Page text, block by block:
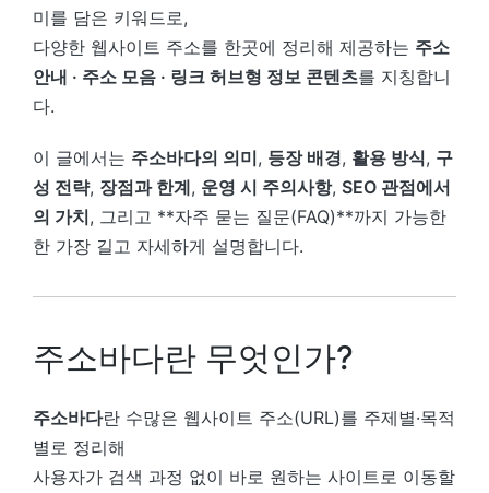
미를 담은 키워드로,
다양한 웹사이트 주소를 한곳에 정리해 제공하는 주소
안내 · 주소 모음 · 링크 허브형 정보 콘텐츠를 지칭합니
다.
이 글에서는 주소바다의 의미, 등장 배경, 활용 방식, 구
성 전략, 장점과 한계, 운영 시 주의사항, SEO 관점에서
의 가치, 그리고 **자주 묻는 질문(FAQ)**까지 가능한
한 가장 길고 자세하게 설명합니다.
주소바다란 무엇인가?
주소바다란 수많은 웹사이트 주소(URL)를 주제별·목적
별로 정리해
사용자가 검색 과정 없이 바로 원하는 사이트로 이동할